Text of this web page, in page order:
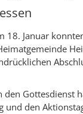
18. Januar
den Gottesdienst
den